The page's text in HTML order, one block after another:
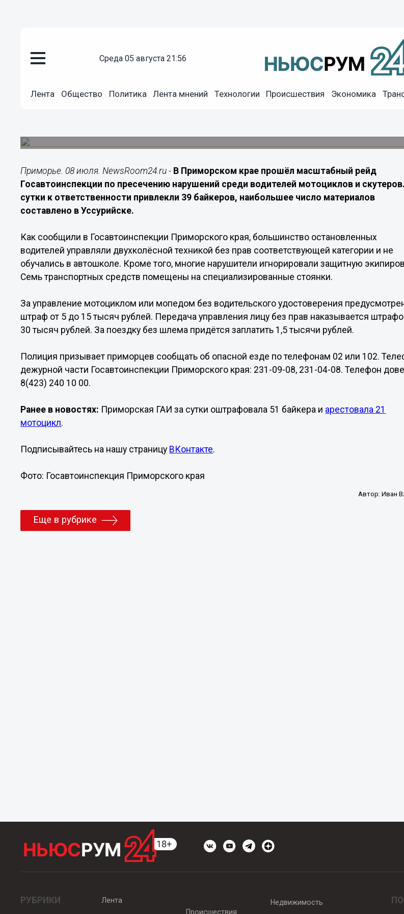
среда 05 августа 21:56
Лента Общество Политика Лента мнений Технологии Происшествия Экономика
Уссурийск стал лидером по числу мотоциклистов-
Приморье. 08 июля. NewsRoom24.ru - В Приморском крае прошёл масштабный рейд
Госавтоинспекции по пресечению нарушений среди водителей мотоциклов и
сутки к ответственности привлекли 39 байкеров, наибольшее число материалов
составлено в Уссурийске.
Как сообщили в Госавтоинспекции Приморского края, большинство остановленных
водителей управляли двухколёсной техникой без прав соответствующей категории и не
обучались в автошколе. Кроме того, многие нарушители игнорировали защитную
Семь транспортных средств помещены на специализированные стоянки.
За управление мотоциклом или мопедом без водительского удостоверения
штраф от 5 до 15 тысяч рублей. Передача управления лицу без прав наказывается
30 тысяч рублей. За поездку без шлема придётся заплатить 1,5 тысячи рублей.
Полиция призывает приморцев сообщать об опасной езде по телефонам 02 или 102.
дежурной части Госавтоинспекции Приморского края: 231-09-08, 231-04-08. Телефон
8(423) 240 10 00.
Ранее в новостях: Приморская ГАИ за сутки оштрафовала 51 байкера и арестовала 21
мотоцикл.
Подписывайтесь на нашу страницу ВКонтакте.
Фото: Госавтоинспекция Приморского края
Автор: Иван
Еще в рубрике
РУБРИКИ
Лента
Происшествия
Недвижимость